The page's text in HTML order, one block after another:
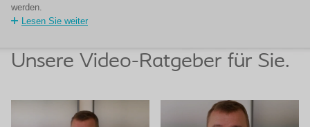
werden.
Lesen Sie weiter
Unsere Video-Ratgeber für Sie.